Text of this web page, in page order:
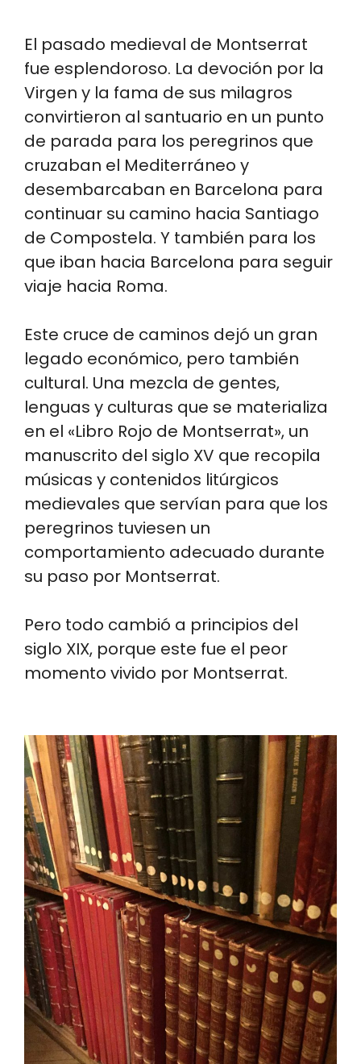
El pasado medieval de Montserrat
fue esplendoroso. La devoción por la
Virgen y la fama de sus milagros
convirtieron al santuario en un punto
de parada para los peregrinos que
cruzaban el Mediterráneo y
desembarcaban en Barcelona para
continuar su camino hacia Santiago
de Compostela. Y también para los
que iban hacia Barcelona para seguir
viaje hacia Roma.
Este cruce de caminos dejó un gran
legado económico, pero también
cultural. Una mezcla de gentes,
lenguas y culturas que se materializa
en el «Libro Rojo de Montserrat», un
manuscrito del siglo XV que recopila
músicas y contenidos litúrgicos
medievales que servían para que los
peregrinos tuviesen un
comportamiento adecuado durante
su paso por Montserrat.
Pero todo cambió a principios del
siglo XIX, porque este fue el peor
momento vivido por Montserrat.